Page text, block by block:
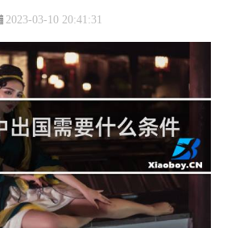
2023-03-10 20:41:31